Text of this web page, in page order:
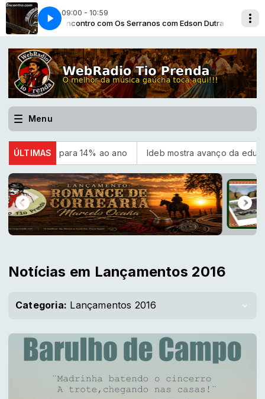
09:00 - 10:59
Encontro com Os Serranos com Edson Dutra
Bailes do meu rincão [Os Serranos-1987]
Menu
ÚLTIMAS
14% ao ano Ideb mostra avanço da educação básica no
Notícias em Lançamentos 2016
Categoria: Lançamentos 2016